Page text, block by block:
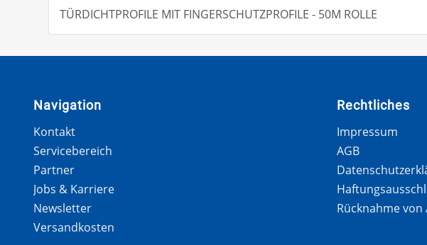
TÜRDICHTPROFILE MIT FINGERSCHUTZPROFILE - 50M ROLLE
Navigation
Kontakt
Servicebereich
Partner
Jobs & Karriere
Newsletter
Versandkosten
Rechtliches
Impressum
AGB
Rücknahme